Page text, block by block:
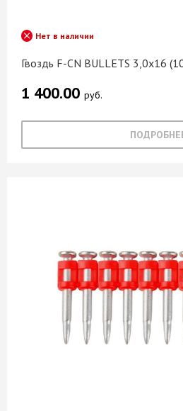
Гвоздь F-CN BULLETS 3,0х16
Нет в наличии
1 400.00 руб.